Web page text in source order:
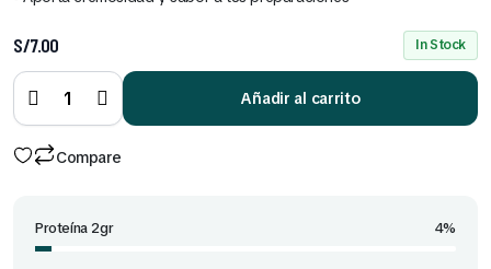
Cereales Ángel Bolsa 18 Gr x 12 Und (Todos los Sabores)
S/ 7.00
S/7.00 In Stock
Crema
Nestlé
Lata x
227 Ml
quantity
Añadir al carrito
Compare
Proteína 2gr 4%